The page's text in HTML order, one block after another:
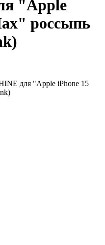
"Apple
россыпь
для "Apple iPhone 15